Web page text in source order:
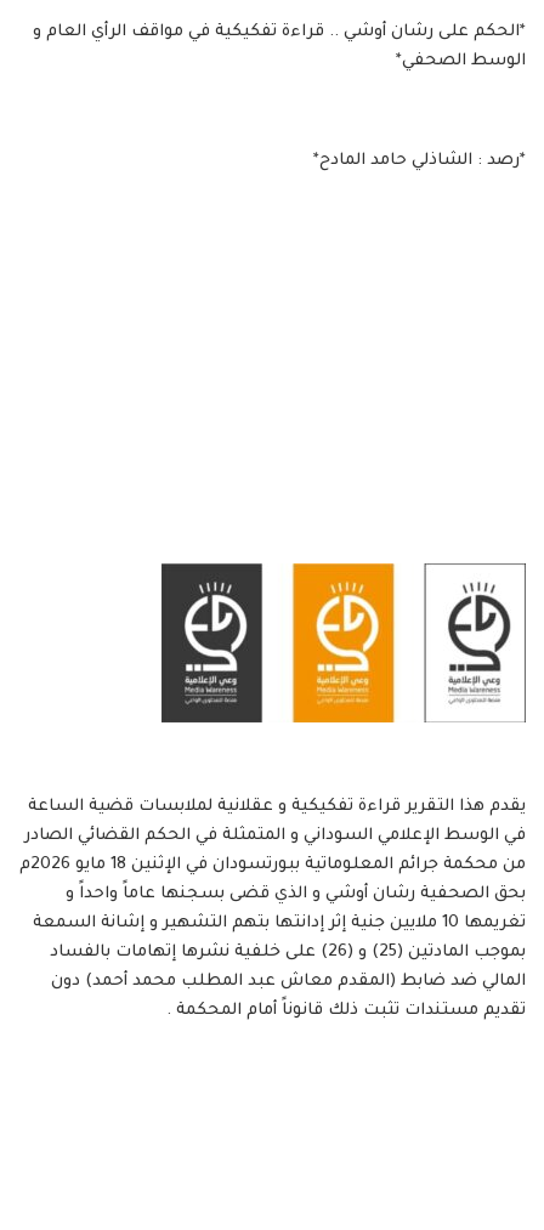
*الحكم على رشان أوشي .. قراءة تفكيكية في مواقف الرأي العام و
الوسط الصحفي*
*رصد : الشاذلي حامد المادح*
يقدم هذا التقرير قراءة تفكيكية و عقلانية لملابسات قضية الساعة
في الوسط الإعلامي السوداني و المتمثلة في الحكم القضائي الصادر
من محكمة جرائم المعلوماتية ببورتسودان في الإثنين 18 مايو 2026م
بحق الصحفية رشان أوشي و الذي قضى بسجنها عاماً واحداً و
تغريمها 10 ملايين جنية إثر إدانتها بتهم التشهير و إشانة السمعة
بموجب المادتين (25) و (26) على خلفية نشرها إتهامات بالفساد
المالي ضد ضابط (المقدم معاش عبد المطلب محمد أحمد) دون
تقديم مستندات تثبت ذلك قانوناً أمام المحكمة .